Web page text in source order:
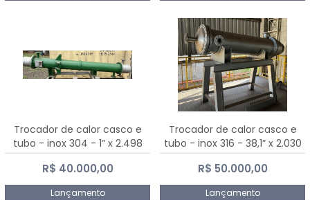
Trocador de calor casco e
tubo - inox 304 - 1” x 2.498
mm
R$ 40.000,00
Lançamento
Trocador de calor casco e
tubo - inox 316 - 38,1” x 2.030
mm
R$ 50.000,00
Lançamento